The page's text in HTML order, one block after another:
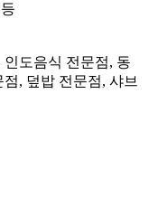
도음식 전문점, 동
, 덮밥 전문점, 샤브